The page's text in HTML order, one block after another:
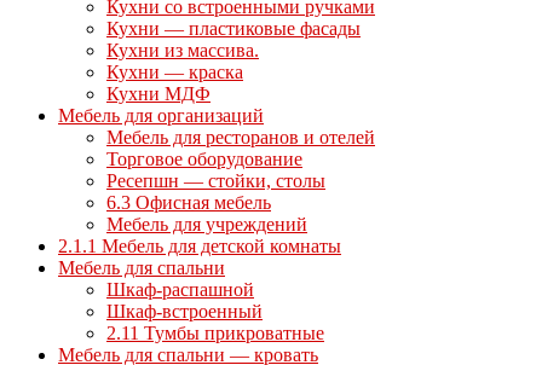
Кухни со встроенными ручками
Кухни — пластиковые фасады
Кухни из массива.
Кухни — краска
Кухни МДФ
Мебель для организаций
Мебель для ресторанов и отелей
Торговое оборудование
Ресепшн — стойки, столы
6.3 Офисная мебель
Мебель для учреждений
2.1.1 Мебель для детской комнаты
Мебель для спальни
Шкаф-распашной
Шкаф-встроенный
2.11 Тумбы прикроватные
Мебель для спальни — кровать